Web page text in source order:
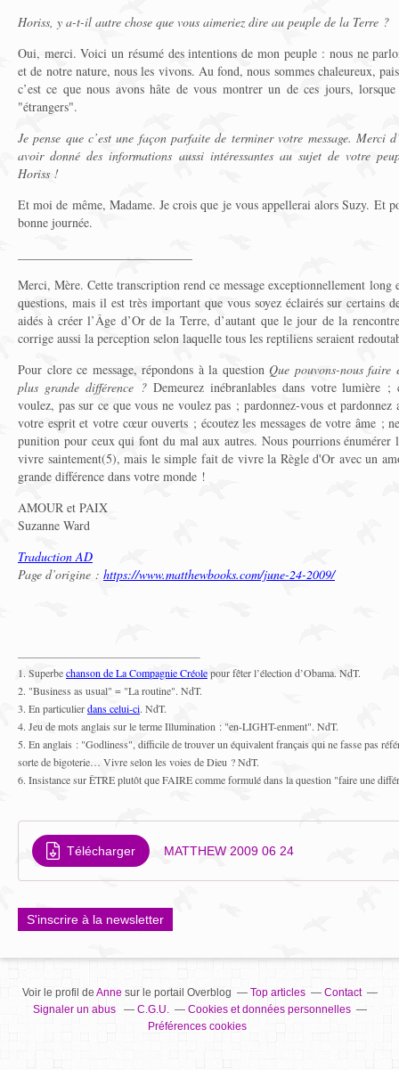
Horiss, y a-t-il autre chose que vous aimeriez dire au peuple de la Terre ?
Oui, merci. Voici un résumé des intentions de mon peuple : nous ne
et de notre nature, nous les vivons. Au fond, nous sommes chaleureux,
c’est ce que nous avons hâte de vous montrer un de ces jours,
"étrangers".
Je pense que c’est une façon parfaite de terminer votre message. Merci
avoir donné des informations aussi intéressantes au sujet de votre
Horiss !
Et moi de même, Madame. Je crois que je vous appellerai alors Suzy. Et
bonne journée.
Merci, Mère. Cette transcription rend ce message exceptionnellement long
questions, mais il est très important que vous soyez éclairés sur certains
aidés à créer l’Âge d’Or de la Terre, d’autant que le jour de la
corrige aussi la perception selon laquelle tous les reptiliens seraient
Pour clore ce message, répondons à la question Que pouvons-nous
plus grande différence ?Demeurez inébranlables dans votre lumière ;
voulez, pas sur ce que vous ne voulez pas ; pardonnez-vous et
votre esprit et votre cœur ouverts ; écoutez les messages de votre âme ;
punition pour ceux qui font du mal aux autres. Nous pourrions énumérer
vivre saintement(5), mais le simple fait de vivre la Règle d'Or avec un
grande différence dans votre monde !
AMOUR et PAIX
Suzanne Ward
Traduction AD
Page d’origine : https://www.matthewbooks.com/june-24-2009/
1. Superbechanson de La Compagnie Créolepour fêter l’élection d’Obama. NdT.
2. "Business as usual" = "La routine". NdT.
3. En particulierdans celui-ci. NdT.
4. Jeu de mots anglais sur le terme Illumination : "en-LIGHT-enment". NdT.
5. En anglais : "Godliness", difficile de trouver un équivalent français qui ne fasse pas
sorte de bigoterie… Vivre selon les voies de Dieu ? NdT.
6. Insistance sur ÊTRE plutôt que FAIRE comme formulé dans la question "faire une
Télécharger MATTHEW 2009 06 24
S'inscrire à la newsletter
Voir le profil de Annesur le portail Overblog Top articles
Contact
Signaler un abus
C.G.U.
Cookies et données personnelles
Préférences cookies